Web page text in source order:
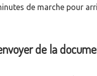
de marche pour
de la